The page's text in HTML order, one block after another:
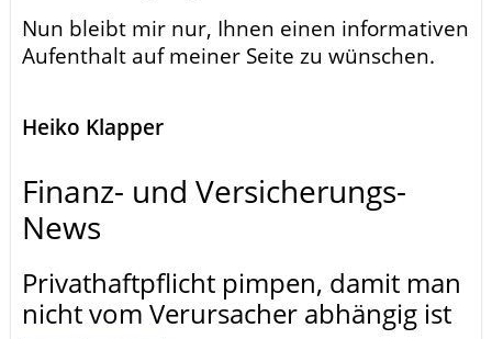
Nun bleibt mir nur, Ihnen einen informativen
Aufenthalt auf meiner Seite zu wünschen.
Heiko Klapper
Finanz- und Versicherungs-
News
Privathaftpflicht pimpen, damit man
nicht vom Verursacher abhängig ist